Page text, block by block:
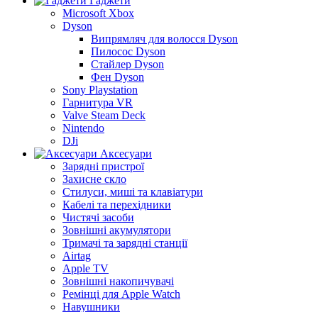
Microsoft Xbox
Dyson
Випрямляч для волосся Dyson
Пилосос Dyson
Стайлер Dyson
Фен Dyson
Sony Playstation
Гарнитура VR
Valve Steam Deck
Nintendo
DJi
Аксесуари
Зарядні пристрої
Захисне скло
Стилуси, миші та клавіатури
Кабелі та перехідники
Чистячі засоби
Зовнішні акумулятори
Тримачі та зарядні станції
Airtag
Apple TV
Зовнішні накопичувачі
Ремінці для Apple Watch
Навушники